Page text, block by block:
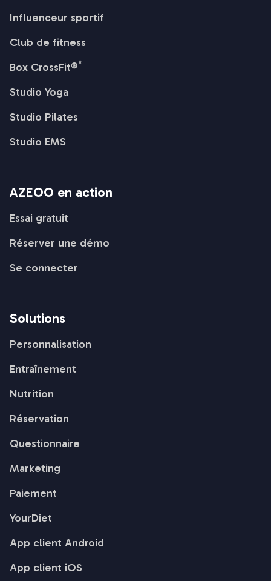
Influenceur sportif
Club de fitness
Box CrossFit®*
Studio Yoga
Studio Pilates
Studio EMS
AZEOO en action
Essai gratuit
Réserver une démo
Se connecter
Solutions
Personnalisation
Entraînement
Nutrition
Réservation
Questionnaire
Marketing
Paiement
YourDiet
App client Android
App client iOS